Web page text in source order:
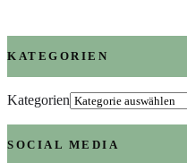
KATEGORIEN
Kategorien
SOCIAL MEDIA